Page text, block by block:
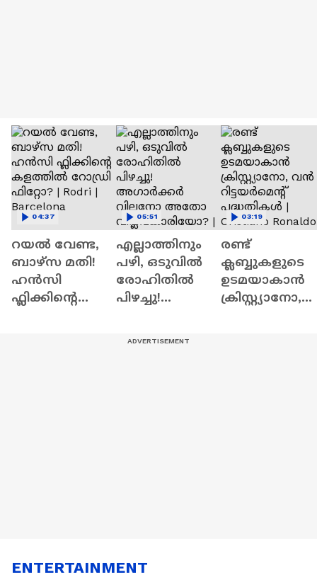
റയല്‍ വേണ്ട,
ബാഴ്‌സ മതി!
ഹൻസി
ഫ്ലിക്കിന്റെ
04:37
എല്ലാത്തിനും
പഴി, ഒടുവില്‍
രോഹിതില്‍
പിഴച്ചു!
05:51
രണ്ട്‌
ക്ലബ്ബുകളുടെ
ഉടമയാകാന്‍
ക്രിസ്റ്റ്യാനോ,
03:19
ENTERTAINMENT